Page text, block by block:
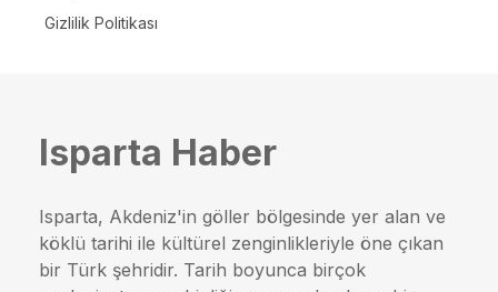
Gizlilik Politikası
Isparta Haber
Isparta, Akdeniz'in göller bölgesinde yer alan ve
köklü tarihi ile kültürel zenginlikleriyle öne çıkan
bir Türk şehridir. Tarih boyunca birçok